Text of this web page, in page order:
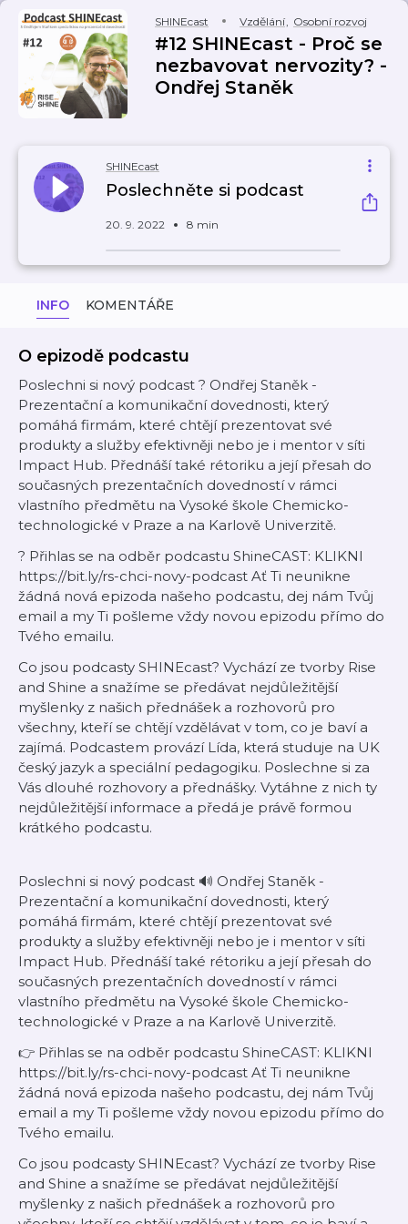
SHINEcast Vzdělání, Osobní rozvoj
#12 SHINEcast - Proč se
nezbavovat nervozity? -
Ondřej Staněk
SHINEcast
Poslechněte si podcast
20. 9. 2022 8 min
INFO KOMENTÁŘE
O epizodě podcastu
Poslechni si nový podcast ? Ondřej Staněk -
Prezentační a komunikační dovednosti, který
pomáhá firmám, které chtějí prezentovat své
produkty a služby efektivněji nebo je i mentor v síti
Impact Hub. Přednáší také rétoriku a její přesah do
současných prezentačních dovedností v rámci
vlastního předmětu na Vysoké škole Chemicko-
technologické v Praze a na Karlově Univerzitě.
? Přihlas se na odběr podcastu ShineCAST: KLIKNI
https://bit.ly/rs-chci-novy-podcast Ať Ti neunikne
žádná nová epizoda našeho podcastu, dej nám Tvůj
email a my Ti pošleme vždy novou epizodu přímo do
Tvého emailu.
Co jsou podcasty SHINEcast? Vychází ze tvorby Rise
and Shine a snažíme se předávat nejdůležitější
myšlenky z našich přednášek a rozhovorů pro
všechny, kteří se chtějí vzdělávat v tom, co je baví a
zajímá. Podcastem provází Lída, která studuje na UK
český jazyk a speciální pedagogiku. Poslechne si za
Vás dlouhé rozhovory a přednášky. Vytáhne z nich ty
nejdůležitější informace a předá je právě formou
krátkého podcastu.
Poslechni si nový podcast 🔊 Ondřej Staněk -
Prezentační a komunikační dovednosti, který
pomáhá firmám, které chtějí prezentovat své
produkty a služby efektivněji nebo je i mentor v síti
Impact Hub. Přednáší také rétoriku a její přesah do
současných prezentačních dovedností v rámci
vlastního předmětu na Vysoké škole Chemicko-
technologické v Praze a na Karlově Univerzitě.
👉 Přihlas se na odběr podcastu ShineCAST: KLIKNI
https://bit.ly/rs-chci-novy-podcast Ať Ti neunikne
žádná nová epizoda našeho podcastu, dej nám Tvůj
email a my Ti pošleme vždy novou epizodu přímo do
Tvého emailu.
Co jsou podcasty SHINEcast? Vychází ze tvorby Rise
and Shine a snažíme se předávat nejdůležitější
myšlenky z našich přednášek a rozhovorů pro